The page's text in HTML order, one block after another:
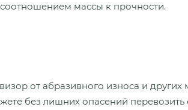
массы к прочности.
от абразивного износа и
без лишних опасений